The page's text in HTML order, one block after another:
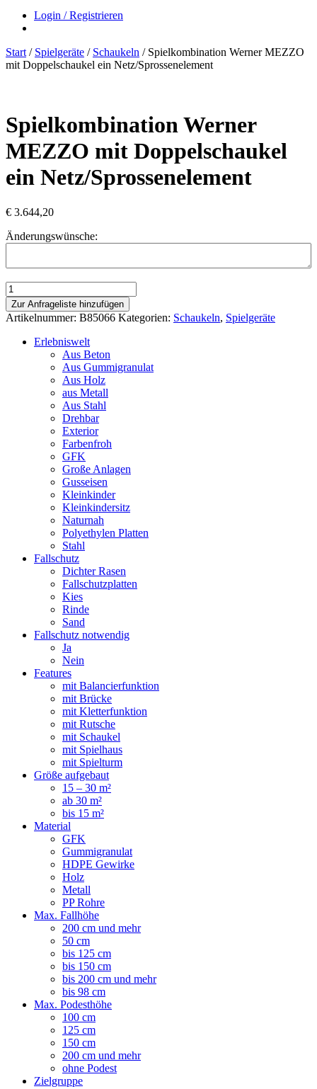
Login / Registrieren
Start / Spielgeräte / Schaukeln / Spielkombination Werner MEZZO
mit Doppelschaukel ein Netz/Sprossenelement
Spielkombination Werner
MEZZO mit Doppelschaukel
ein Netz/Sprossenelement
€ 3.644,20
Änderungswünsche:
Spielkombination
Werner
MEZZO
mit
Doppelschaukel
Netz/Sprossenelement
Zur Anfrageliste hinzufügen
Artikelnummer: B85066 Kategorien: Schaukeln, Spielgeräte
Erlebniswelt
Aus Beton
Aus Gummigranulat
Aus Holz
aus Metall
Aus Stahl
Drehbar
Exterior
Farbenfroh
GFK
Große Anlagen
Gusseisen
Kleinkinder
Kleinkindersitz
Naturnah
Polyethylen Platten
Stahl
Fallschutz
Dichter Rasen
Fallschutzplatten
Kies
Rinde
Sand
Fallschutz notwendig
Ja
Nein
Features
mit Balancierfunktion
mit Brücke
mit Kletterfunktion
mit Rutsche
mit Schaukel
mit Spielhaus
mit Spielturm
Größe aufgebaut
15 – 30 m²
ab 30 m²
bis 15 m²
Material
GFK
Gummigranulat
HDPE Gewirke
Holz
Metall
PP Rohre
Max. Fallhöhe
200 cm und mehr
50 cm
bis 125 cm
bis 150 cm
bis 200 cm und mehr
bis 98 cm
Max. Podesthöhe
100 cm
125 cm
150 cm
200 cm und mehr
ohne Podest
Zielgruppe